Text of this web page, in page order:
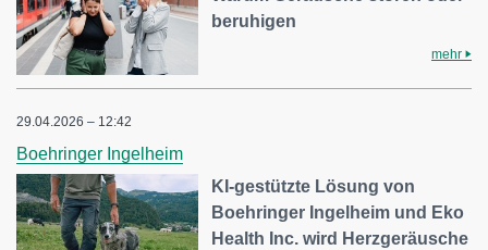
beruhigen
mehr
29.04.2026 – 12:42
Boehringer Ingelheim
KI-gestützte Lösung von
Boehringer Ingelheim und Eko
Health Inc. wird Herzgeräusche